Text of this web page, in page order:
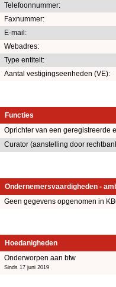
Telefoonnummer:
Faxnummer:
E-mail:
Webadres:
Type entiteit:
Aantal vestigingseenheden (VE):
Functies
Oprichter van een geregistreerde
Curator (aanstelling door
Ondernemersvaardigheden -
Geen gegevens opgenomen in
Hoedanigheden
Onderworpen aan btw
Sinds 17 juni 2019